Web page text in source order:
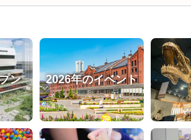
ン 2026年のイベント